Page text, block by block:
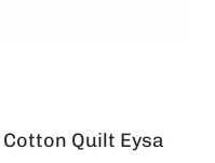
Quilt Eysa